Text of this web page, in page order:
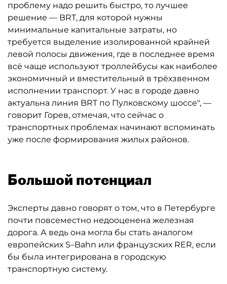
проблему надо решить быстро, то лучшее
решение — BRT, для которой нужны
минимальные капитальные затраты, но
требуется выделение изолированной крайней
левой полосы движения, где в последнее время
всё чаще используют троллейбусы как наиболее
экономичный и вместительный в трёхзвенном
исполнении транспорт. У нас в городе давно
актуальна линия BRT по Пулковскому шоссе", —
говорит Горев, отмечая, что сейчас о
транспортных проблемах начинают вспоминать
уже после формирования жилых районов.
Большой потенциал
Эксперты давно говорят о том, что в Петербурге
почти повсеместно недооценена железная
дорога. А ведь она могла бы стать аналогом
европейских S–Bahn или французских RER, если
бы была интегрирована в городскую
транспортную систему.